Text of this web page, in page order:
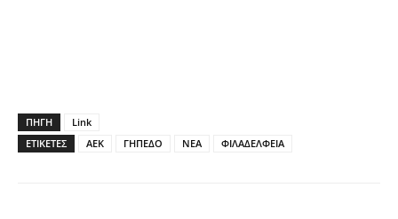
ΠΗΓΗ
Link
ΕΤΙΚΕΤΕΣ
ΑΕΚ ΓΗΠΕΔΟ ΝΕΑ ΦΙΛΑΔΕΛΦΕΙΑ